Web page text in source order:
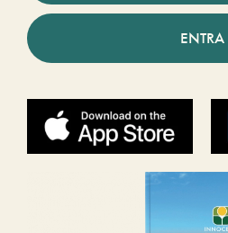
ENTRA